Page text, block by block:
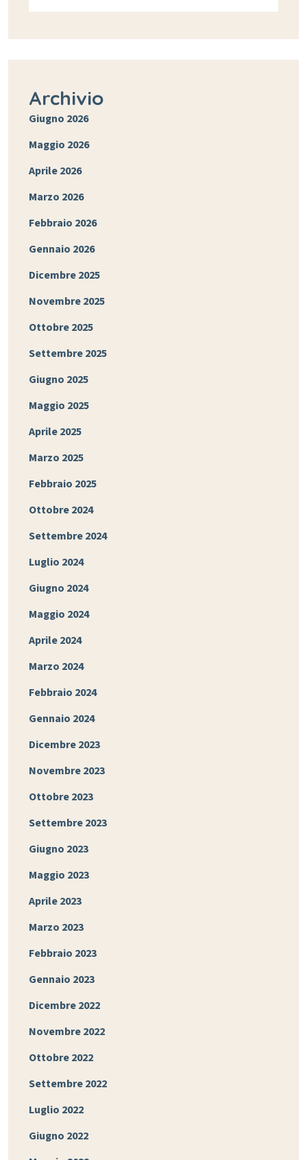
Archivio
Giugno 2026
Maggio 2026
Aprile 2026
Marzo 2026
Febbraio 2026
Gennaio 2026
Dicembre 2025
Novembre 2025
Ottobre 2025
Settembre 2025
Giugno 2025
Maggio 2025
Aprile 2025
Marzo 2025
Febbraio 2025
Ottobre 2024
Settembre 2024
Luglio 2024
Giugno 2024
Maggio 2024
Aprile 2024
Marzo 2024
Febbraio 2024
Gennaio 2024
Dicembre 2023
Novembre 2023
Ottobre 2023
Settembre 2023
Giugno 2023
Maggio 2023
Aprile 2023
Marzo 2023
Febbraio 2023
Gennaio 2023
Dicembre 2022
Novembre 2022
Ottobre 2022
Settembre 2022
Luglio 2022
Giugno 2022